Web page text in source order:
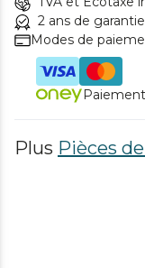
2 ans de garantie
Modes de
Plus Pièces